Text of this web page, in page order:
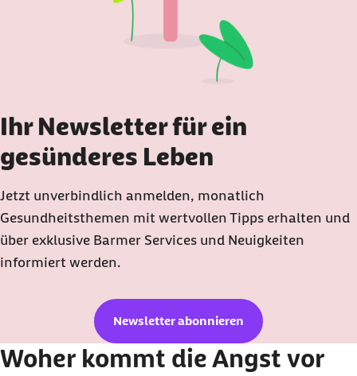
Ihr Newsletter für ein
gesünderes Leben
Jetzt unverbindlich anmelden, monatlich
Gesundheitsthemen mit wertvollen Tipps erhalten und
über exklusive Barmer Services und Neuigkeiten
informiert werden.
Newsletter abonnieren
Woher kommt die Angst vor